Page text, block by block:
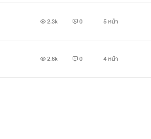
2.3k 0 5 หน้า
2.6k 0 4 หน้า